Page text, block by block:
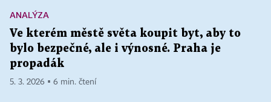
ANALÝZA
Ve kterém městě světa koupit byt, aby to
bylo bezpečné, ale i výnosné. Praha je
propadák
5. 3. 2026 ▪ 6 min. čtení